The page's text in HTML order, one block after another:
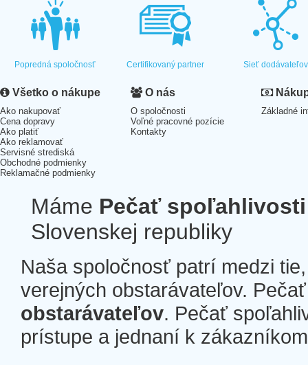
Popredná spoločnosť Certifikovaný partner Sieť dodávateľov
Všetko o nákupe
Ako nakupovať
Cena dopravy
Ako platiť
Ako reklamovať
Servisné strediská
Obchodné podmienky
Reklamačné podmienky
O nás
O spoločnosti
Voľné pracovné pozície
Kontakty
Základné
Máme Pečať spoľahlivosti
Slovenskej republiky
Naša spoločnosť patrí medzi
verejných obstarávateľov.
obstarávateľov. Pečať
prístupe a jednaní k